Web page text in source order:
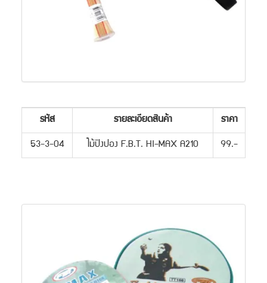
รหัส รายละเอียดสินค้า ราคา
53-3-04 ไม้ปิงปอง F.B.T. HI-MAX A210 99.-